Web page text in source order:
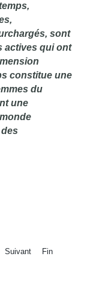
sont
actives qui ont
constitue une
du
une
Suivant Fin